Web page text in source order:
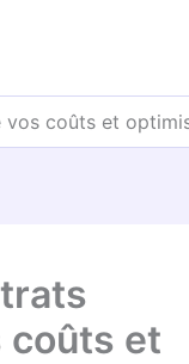
vos coûts et
coûts et